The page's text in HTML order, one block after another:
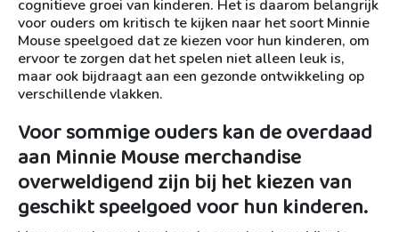
cognitieve groei van kinderen. Het is daarom belangrijk
voor ouders om kritisch te kijken naar het soort Minnie
Mouse speelgoed dat ze kiezen voor hun kinderen, om
ervoor te zorgen dat het spelen niet alleen leuk is,
maar ook bijdraagt aan een gezonde ontwikkeling op
verschillende vlakken.
Voor sommige ouders kan de overdaad
aan Minnie Mouse merchandise
overweldigend zijn bij het kiezen van
geschikt speelgoed voor hun kinderen.